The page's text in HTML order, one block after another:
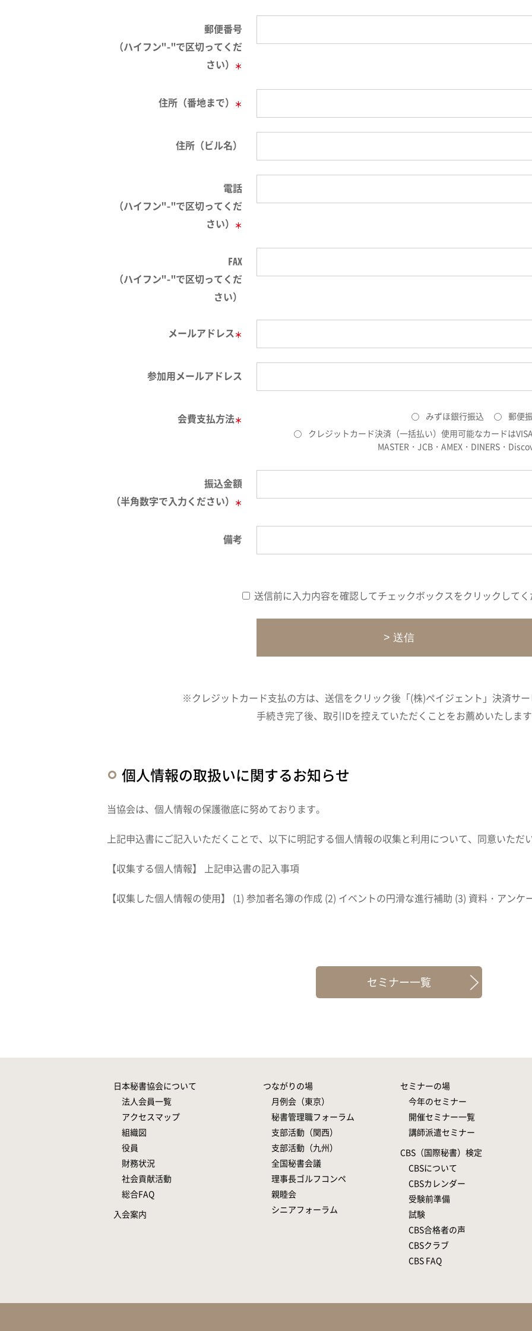
郵便番号
（ハイフン"-"で区切ってくだ
さい）
＊
住所（番地まで） ＊
住所（ビル名）
電話
（ハイフン"-"で区切ってくだ
さい）
＊
FAX
（ハイフン"-"で区切ってくだ
さい）
メールアドレス＊
参加用メールアドレス
会費支払方法＊ みずほ銀行振込
郵便
クレジットカード決済（一括払い）使用可能なカードはVISA
MASTER・JCB・AMEX・DINERS・
振込金額
（半角数字で入力ください）
＊
備考
送信前に入力内容を確認してチェックボックスをクリックしてく
※クレジットカード支払の方は、送信をクリック後「(株)ペイジェント」決済サー
手続き完了後、取引IDを控えていただくことをお薦めいたします
個人情報の取扱いに関するお知らせ
当協会は、個人情報の保護徹底に努めております。
上記申込書にご記入いただくことで、以下に明記する個人情報の収集と利用について、同意いただ
【収集する個人情報】 上記申込書の記入事項
【収集した個人情報の使用】 (1) 参加者名簿の作成 (2) イベントの円滑な進行補助 (3) 資料・アンケ
セミナー一覧
日本秘書協会について
法人会員一覧
アクセスマップ
組織図
役員
財務状況
社会貢献活動
総合FAQ
入会案内
つながりの場
月例会（東京）
秘書管理職フォーラム
支部活動（関西）
支部活動（九州）
全国秘書会議
理事長ゴルフコンペ
親睦会
シニアフォーラム
セミナーの場
今年のセミナー
開催セミナー一覧
講師派遣セミナー
CBS（国際秘書）検定
CBSについて
CBSカレンダー
受験前準備
試験
CBS合格者の声
CBSクラブ
CBS FAQ